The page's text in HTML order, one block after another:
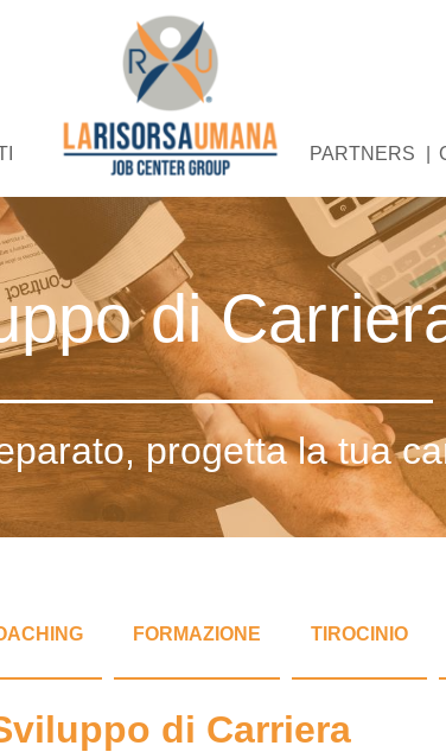
PARTNERS
di
progetta la tua
FORMAZIONE TIROCINIO
di Carriera